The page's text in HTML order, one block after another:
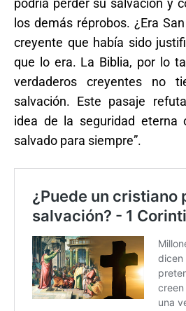
los demás réprobos. ¿Era
creyente que había sido
que lo era. La Biblia, por lo
verdaderos creyentes no
salvación. Este pasaje
idea de la seguridad eterna
salvado para siempre”.